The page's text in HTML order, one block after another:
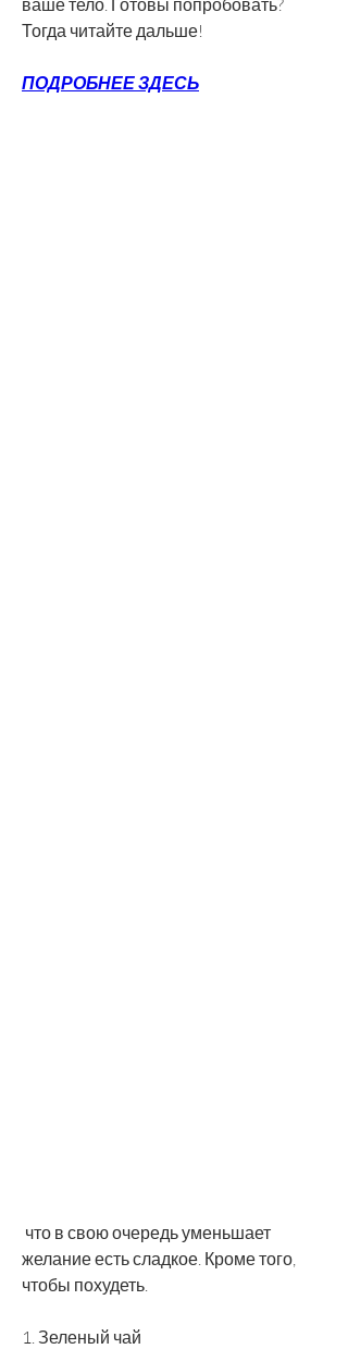
Тогда читайте дальше!
ПОДРОБНЕЕ ЗДЕСЬ
желание есть сладкое. Кроме того,
чтобы похудеть.
1. Зеленый чай